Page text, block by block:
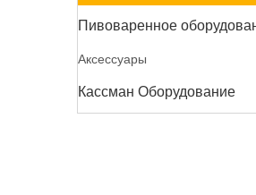
Пивоваренное
Аксессуары
Кассман Оборудование